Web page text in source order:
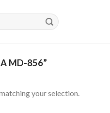
MD-856”
your selection.